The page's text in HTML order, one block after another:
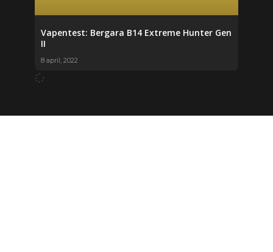
Vapentest: Bergara B14 Extreme Hunter Gen
II
8 april, 2022